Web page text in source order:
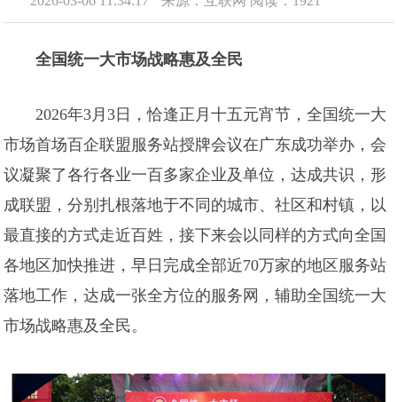
全国统一大市场战略惠及全民
2026年3月3日，恰逢正月十五元宵节，全国统一大
市场首场百企联盟服务站授牌会议在广东成功举办，会
议凝聚了各行各业一百多家企业及单位，达成共识，形
成联盟，分别扎根落地于不同的城市、社区和村镇，以
最直接的方式走近百姓，接下来会以同样的方式向全国
各地区加快推进，早日完成全部近70万家的地区服务站
落地工作，达成一张全方位的服务网，辅助全国统一大
市场战略惠及全民。